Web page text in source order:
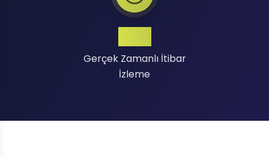
Gerçek Zamanlı İtibar
İzleme